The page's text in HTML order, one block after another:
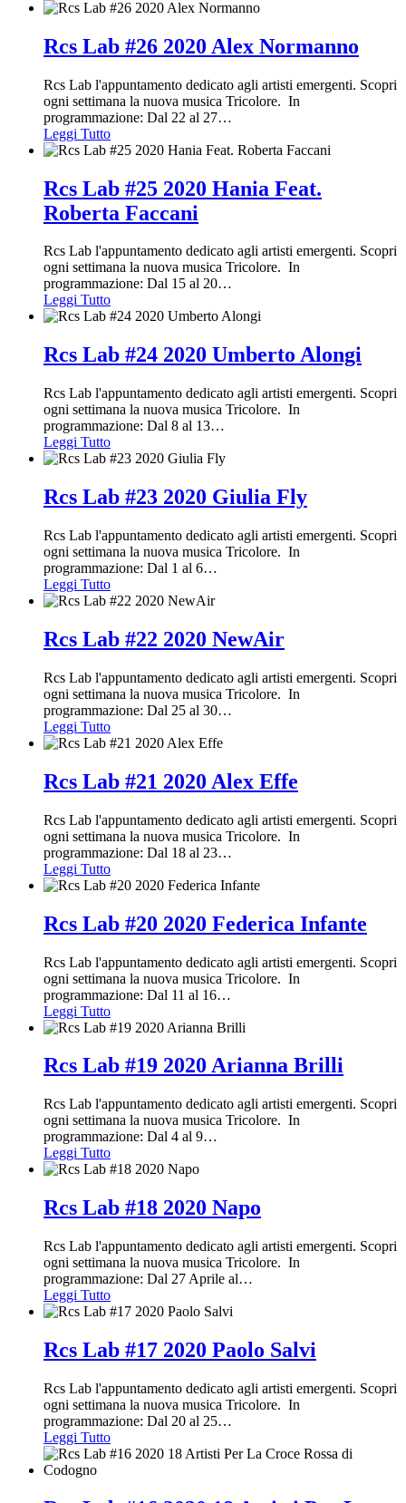
Rcs Lab #26 2020 Alex Normanno
Rcs Lab l'appuntamento dedicato agli artisti emergenti. Scopri
ogni settimana la nuova musica Tricolore. In
programmazione: Dal 22 al 27…
Leggi Tutto
Rcs Lab #25 2020 Hania Feat.
Roberta Faccani
Rcs Lab l'appuntamento dedicato agli artisti emergenti. Scopri
ogni settimana la nuova musica Tricolore. In
programmazione: Dal 15 al 20…
Leggi Tutto
Rcs Lab #24 2020 Umberto Alongi
Rcs Lab l'appuntamento dedicato agli artisti emergenti. Scopri
ogni settimana la nuova musica Tricolore. In
programmazione: Dal 8 al 13…
Leggi Tutto
Rcs Lab #23 2020 Giulia Fly
Rcs Lab l'appuntamento dedicato agli artisti emergenti. Scopri
ogni settimana la nuova musica Tricolore. In
programmazione: Dal 1 al 6…
Leggi Tutto
Rcs Lab #22 2020 NewAir
Rcs Lab l'appuntamento dedicato agli artisti emergenti. Scopri
ogni settimana la nuova musica Tricolore. In
programmazione: Dal 25 al 30…
Leggi Tutto
Rcs Lab #21 2020 Alex Effe
Rcs Lab l'appuntamento dedicato agli artisti emergenti. Scopri
ogni settimana la nuova musica Tricolore. In
programmazione: Dal 18 al 23…
Leggi Tutto
Rcs Lab #20 2020 Federica Infante
Rcs Lab l'appuntamento dedicato agli artisti emergenti. Scopri
ogni settimana la nuova musica Tricolore. In
programmazione: Dal 11 al 16…
Leggi Tutto
Rcs Lab #19 2020 Arianna Brilli
Rcs Lab l'appuntamento dedicato agli artisti emergenti. Scopri
ogni settimana la nuova musica Tricolore. In
programmazione: Dal 4 al 9…
Leggi Tutto
Rcs Lab #18 2020 Napo
Rcs Lab l'appuntamento dedicato agli artisti emergenti. Scopri
ogni settimana la nuova musica Tricolore. In
programmazione: Dal 27 Aprile al…
Leggi Tutto
Rcs Lab #17 2020 Paolo Salvi
Rcs Lab l'appuntamento dedicato agli artisti emergenti. Scopri
ogni settimana la nuova musica Tricolore. In
programmazione: Dal 20 al 25…
Leggi Tutto